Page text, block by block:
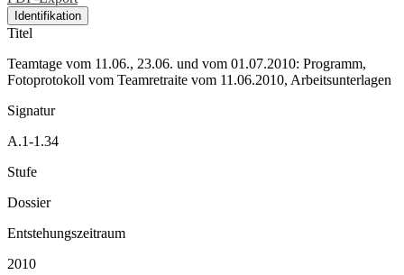
Identifikation
Titel
Teamtage vom 11.06., 23.06. und vom 01.07.2010: Programm,
Fotoprotokoll vom Teamretraite vom 11.06.2010, Arbeitsunterlagen
Signatur
A.1-1.34
Stufe
Dossier
Entstehungszeitraum
2010